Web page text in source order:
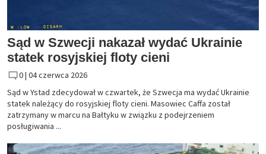
Sąd w Szwecji nakazał wydać Ukrainie
statek rosyjskiej floty cieni
0 | 04 czerwca 2026
Sąd w Ystad zdecydował w czwartek, że Szwecja ma wydać Ukrainie
statek należący do rosyjskiej floty cieni. Masowiec Caffa został
zatrzymany w marcu na Bałtyku w związku z podejrzeniem
posługiwania ...